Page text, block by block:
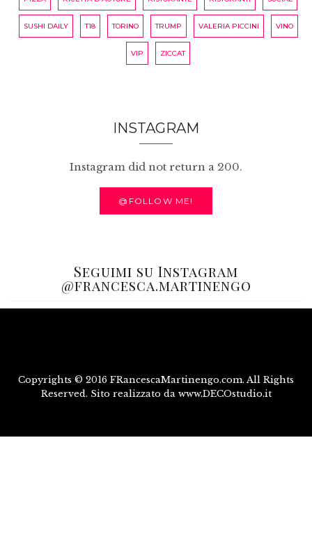
SUSHI DAILY T18 TORINO TRUMP VALERIA PICCINI VINO
VIP ZICCAT
INSTAGRAM
Instagram did not return a 200.
@FOLLOW ME!
Seguimi su Instagram
@francesca.martinengo
Copyrights © 2016 FRancescaMartinengo.com. All Rights
Reserved. Sito realizzato da www.DECOstudio.it